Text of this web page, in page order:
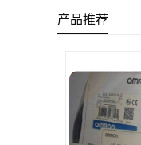
产品推荐